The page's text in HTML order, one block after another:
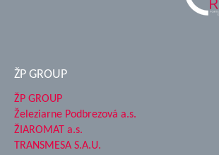
ŽP GROUP
ŽP GROUP
Železiarne Podbrezová a.s.
ŽIAROMAT a.s.
TRANSMESA S.A.U.